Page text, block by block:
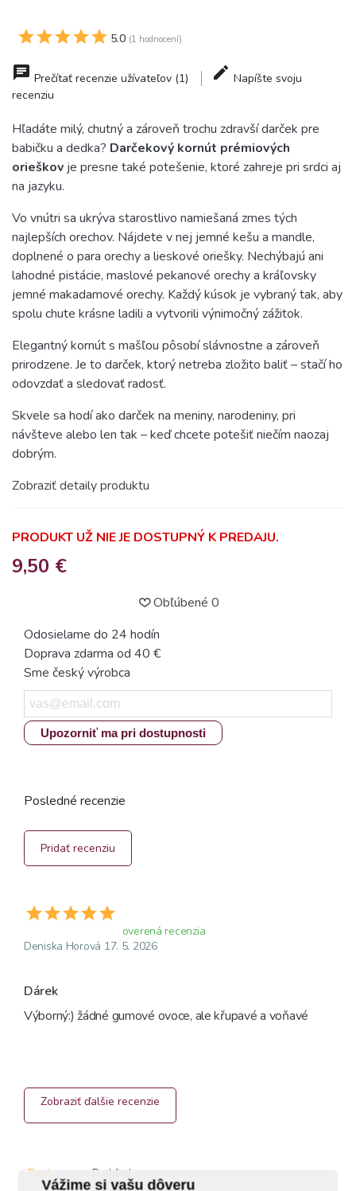
Vážime si vašu dôveru
5.0 (1 hodnocení)
Prečítať recenzie užívateľov (1)
Napíšte svoju
recenziu
Hľadáte milý, chutný a zároveň trochu zdravší darček pre
babičku a dedka? Darčekový kornút prémiových
orieškov je presne také potešenie, ktoré zahreje pri srdci aj
na jazyku.
Vo vnútri sa ukrýva starostlivo namiešaná zmes tých
najlepších orechov. Nájdete v nej jemné kešu a mandle,
doplnené o para orechy a lieskové oriešky. Nechýbajú ani
lahodné pistácie, maslové pekanové orechy a kráľovsky
jemné makadamové orechy. Každý kúsok je vybraný tak, aby
spolu chute krásne ladili a vytvorili výnimočný zážitok.
Elegantný kornút s mašľou pôsobí slávnostne a zároveň
prirodzene. Je to darček, ktorý netreba zložito baliť – stačí ho
odovzdať a sledovať radosť.
Skvele sa hodí ako darček na meniny, narodeniny, pri
návšteve alebo len tak – keď chcete potešiť niečím naozaj
dobrým.
Zobraziť detaily produktu
PRODUKT UŽ NIE JE DOSTUPNÝ K PREDAJU.
9,50 €
Obľúbené 0
Odosielame do 24 hodín
Doprava zdarma od 40 €
Sme český výrobca
Upozorniť ma pri dostupnosti
Popis Prehľad
Posledné recenzie
Pridať recenziu
overená recenzia
Deniska Horová 17. 5. 2026
Dárek
Výborný:) žádné gumové ovoce, ale křupavé a voňavé
Zobraziť ďalšie recenzie